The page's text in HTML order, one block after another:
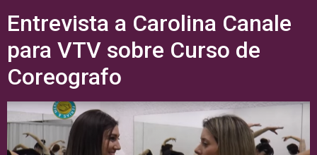
Entrevista a Carolina Canale
para VTV sobre Curso de
Coreografo